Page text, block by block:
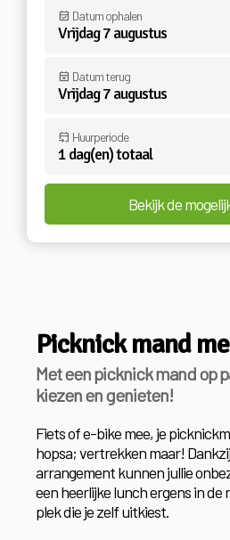
event_available Datum ophalen
Vrijdag 7 augustus
event_busy Datum terug
Vrijdag 7 augustus
event_upcoming Huurperiode
1 dag(en) totaal
Bekijk de
Picknick mand
Met een picknick mand op
kiezen en genieten!
Fiets of e-bike mee, je
hopsa; vertrekken maar!
arrangement kunnen jullie
een heerlijke lunch ergens in de
plek die je zelf uitkiest.